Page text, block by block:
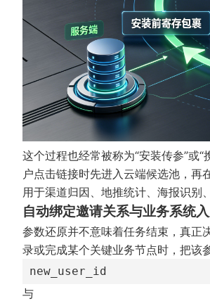
这个过程也经常被称为“安装传参”或
户点击链接时先进入云端候选池，
用于渠道归因、地推统计、海报识别
自动绑定邀请关系与业务系统
参数还原并不意味着任务结束，真正
录或完成某个关键业务节点时，把该
new_user_id
与